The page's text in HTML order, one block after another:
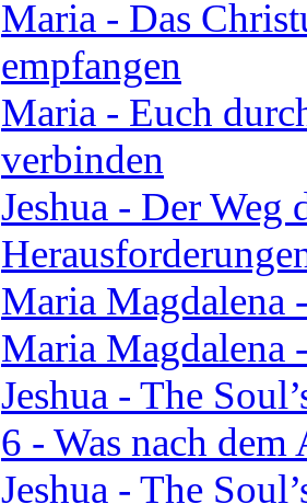
Maria - Das
empfangen
Maria - Euch
verbinden
Jeshua - Der Weg
Maria Magdalena
Maria Magdalena
Jeshua - The
6 - Was nach
Jeshua - The